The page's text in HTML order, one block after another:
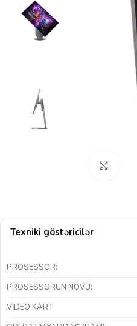
Texniki göstəricilər
PROSESSOR:
PROSESSORUN NÖVÜ:
VIDEO KART